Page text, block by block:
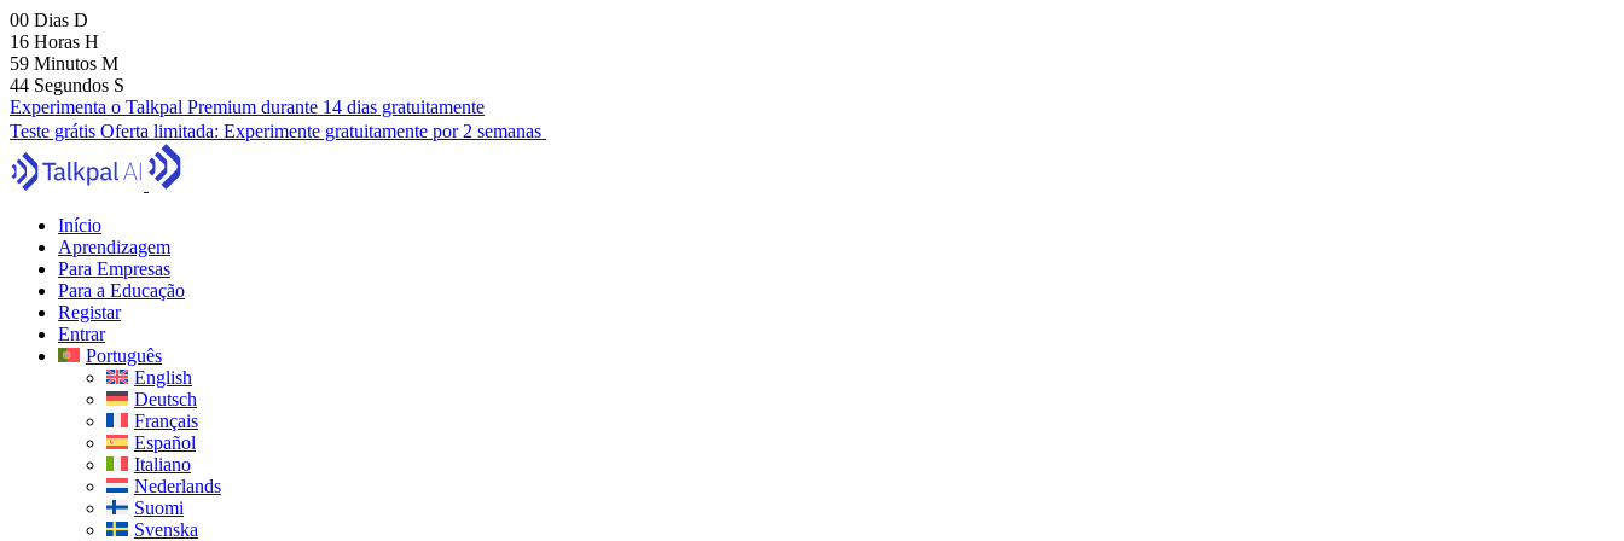
00 Dias D
16 Horas H
59 Minutos M
43 Segundos S
Experimenta o Talkpal Premium durante 14 dias gratuitamente
Teste grátis Oferta limitada: Experimente gratuitamente por 2 semanas
Início
Aprendizagem
Para Empresas
Para a Educação
Registar
Entrar
Português
English
Deutsch
Français
Español
Italiano
Nederlands
Suomi
Svenska